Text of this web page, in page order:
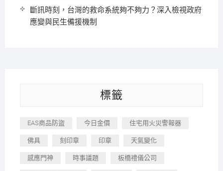
斷訊時刻，台灣的救命系統夠不夠力？深入檢視政府
應變與民生備援機制
標籤
EAS商品防盜 今日金價 住宅用火災警報器
佛具 刻印章 印章 天氣變化
感應門神 時事議題 板橋禮儀公司